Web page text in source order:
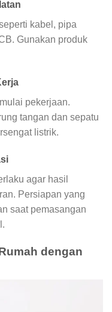
kabel, pipa
Gunakan produk
pekerjaan.
tangan dan sepatu
listrik.
agar hasil
Persiapan yang
saat pemasangan
dengan